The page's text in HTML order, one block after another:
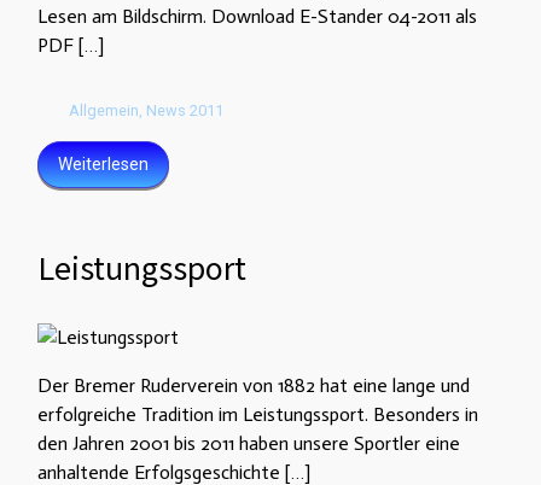
Lesen am Bildschirm. Download E-Stander 04-2011 als
PDF […]
Allgemein, News 2011
Weiterlesen
Leistungssport
Der Bremer Ruderverein von 1882 hat eine lange und
erfolgreiche Tradition im Leistungssport. Besonders in
den Jahren 2001 bis 2011 haben unsere Sportler eine
anhaltende Erfolgsgeschichte […]